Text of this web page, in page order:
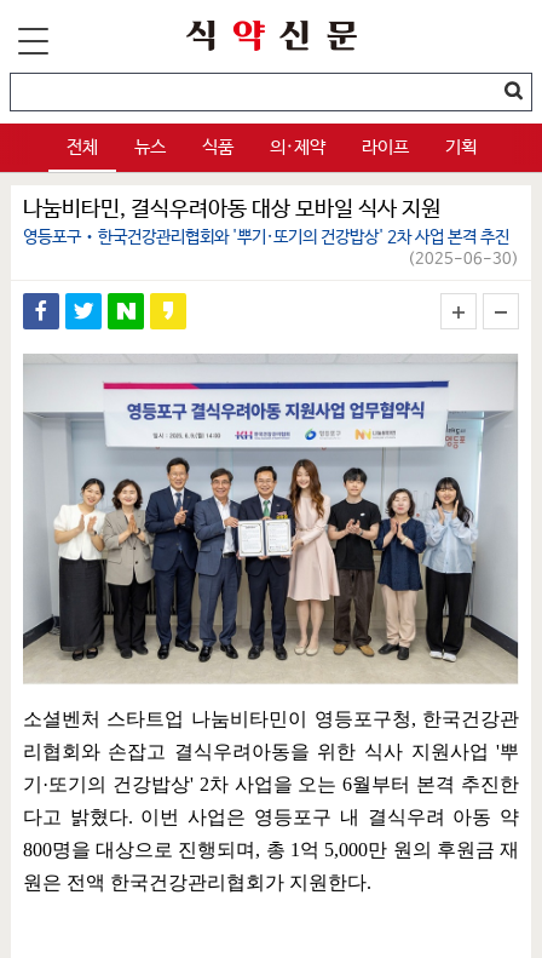
전체 뉴스 식품 의·제약 라이프 기획
나눔비타민, 결식우려아동 대상 모바일 식사 지원
영등포구‧한국건강관리협회와 '뿌기·또기의 건강밥상' 2차 사업 본격 추진
(2025-06-30)
소셜벤처 스타트업 나눔비타민이 영등포구청, 한국건강관
리협회와 손잡고 결식우려아동을 위한 식사 지원사업'뿌
기 ·또기의 건강밥상' 2차 사업을 오는6월부터 본격 추진한
다고 밝혔다. 이번 사업은 영등포구 내 결식우려 아동 약
800명을 대상으로 진행되며 , 총 1 억 5,000만 원의 후원금 재
원은 전액 한국건강관리협회가 지원한다.